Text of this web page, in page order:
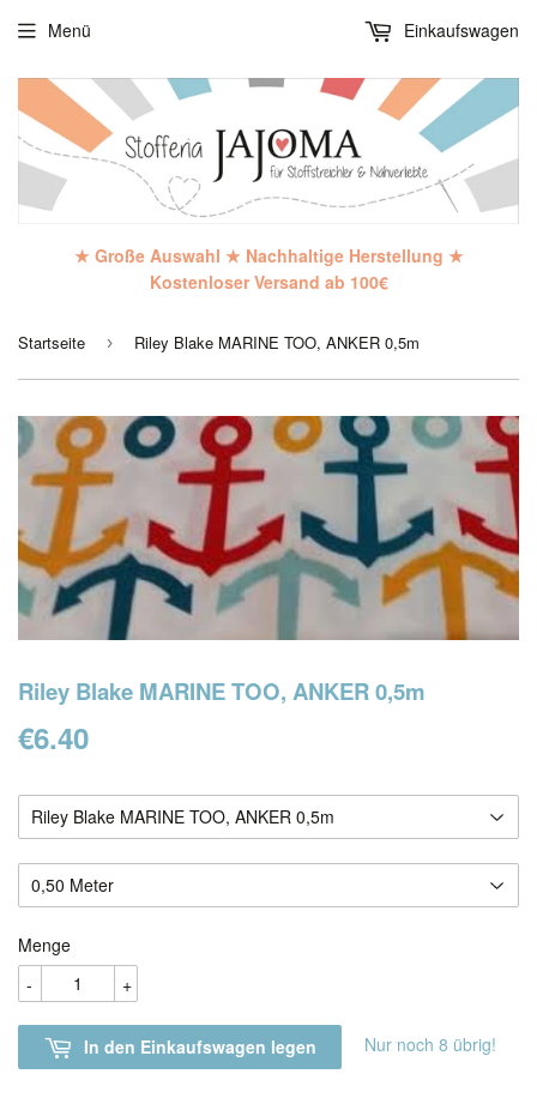
★ Große Auswahl ★ Nachhaltige Herstellung ★
Kostenloser Versand ab 100€
Menü Einkaufswagen
Startseite › Riley Blake MARINE TOO, ANKER 0,5m
Riley Blake MARINE TOO, ANKER 0,5m
€6.40
Menge
+
-
In den Einkaufswagen legen Nur noch 8 übrig!